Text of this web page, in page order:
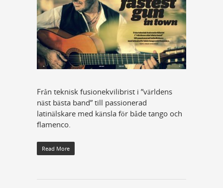
Från teknisk fusionekvilibrist i ”världens
näst bästa band” till passionerad
latinälskare med känsla för både tango och
flamenco.
Read More